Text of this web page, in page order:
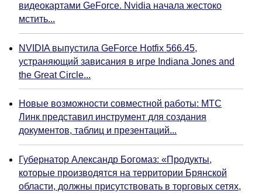
видеокартами GeForce. Nvidia начала жестоко
мстить...
NVIDIA выпустила GeForce Hotfix 566.45,
устраняющий зависания в игре Indiana Jones and
the Great Circle...
Новые возможности совместной работы: МТС
Линк представил инструмент для создания
документов, таблиц и презентаций...
Губернатор Александр Богомаз: «Продукты,
которые производятся на территории Брянской
области, должны присутствовать в торговых сетях,